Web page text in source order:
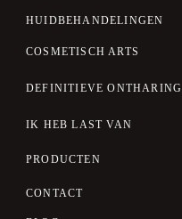
HUIDBEHANDELINGEN
COSMETISCH ARTS
DEFINITIEVE ONTHARING
IK HEB LAST VAN
PRODUCTEN
CONTACT